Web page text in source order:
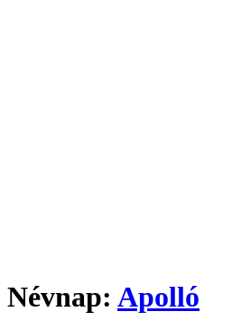
Névnap: Apolló